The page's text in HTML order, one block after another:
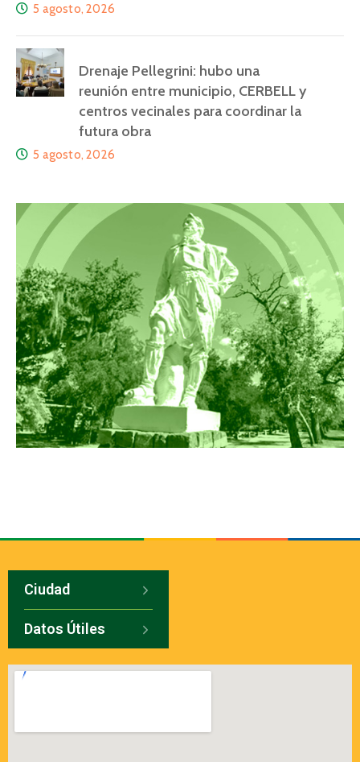
5 agosto, 2026
Drenaje Pellegrini: hubo una
reunión entre municipio, CERBELL y
centros vecinales para coordinar la
futura obra
5 agosto, 2026
Ciudad
Datos Útiles